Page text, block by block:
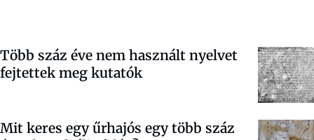
Több száz éve nem használt nyelvet
fejtettek meg kutatók
Mit keres egy űrhajós egy több száz